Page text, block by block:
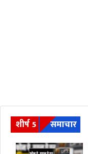
शीर्ष 5 समाचार